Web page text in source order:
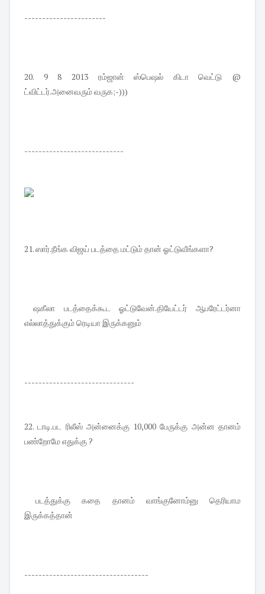
-----------------------
20. 9 8 2013 ரம்ஜான் ஸ்பெஷல் கிடா வெட்டு @
ட்விட்டர்.அனைவரும் வருக;-)))
----------------------------
21. ஸார்.நீங்க விஜய் படத்தை மட்டும் தான் ஓட்டுவீங்களா?
ஷகீலா படத்தைக்கூட ஓட்டுவேன்.தியேட்டர் ஆபரேட்டர்னா
எல்லாத்துக்கும் ரெடியா இருக்கனும்
-------------------------------
22. டாடி.பட ரிலீஸ் அன்னைக்கு 10,000 பேருக்கு அன்ன தானம்
பண்றோமே எதுக்கு ?
படத்துக்கு கதை தானம் வாங்குனோம்னு தெரியாம
இருக்கத்தான்
-----------------------------------